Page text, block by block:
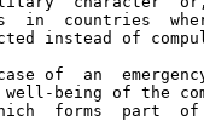
in  countries
instead of
of  an
well-being of the
forms  part